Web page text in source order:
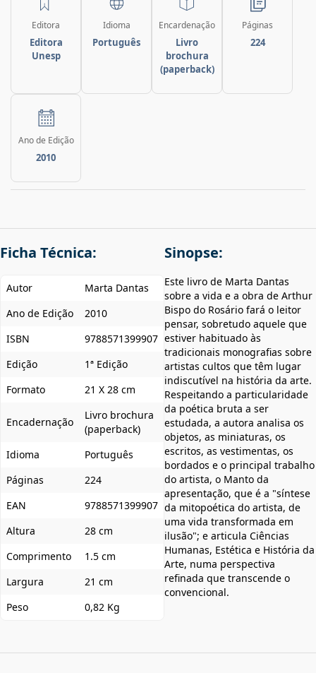
Editora
Editora
Unesp
Idioma
Português
Encardenação
Livro
brochura
(paperback)
Páginas
224
Ano de Edição
2010
Ficha Técnica:
Autor
Marta Dantas
Ano de Edição
2010
ISBN
9788571399907
Edição
1ª Edição
Formato
21 X 28 cm
Encadernação
Livro brochura
(paperback)
Idioma
Português
Páginas
224
EAN
9788571399907
Altura
28 cm
Comprimento
1.5 cm
Largura
21 cm
Peso
0,82 Kg
Sinopse:
Este livro de Marta Dantas
sobre a vida e a obra de Arthur
Bispo do Rosário fará o leitor
pensar, sobretudo aquele que
estiver habituado às
tradicionais monografias sobre
artistas cultos que têm lugar
indiscutível na história da arte.
Respeitando a particularidade
da poética bruta a ser
estudada, a autora analisa os
objetos, as miniaturas, os
escritos, as vestimentas, os
bordados e o principal trabalho
do artista, o Manto da
apresentação, que é a "síntese
da mitopoética do artista, de
uma vida transformada em
ilusão"; e articula Ciências
Humanas, Estética e História da
Arte, numa perspectiva
refinada que transcende o
convencional.